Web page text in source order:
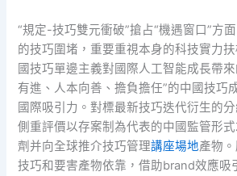
“規定-技巧雙元衝破”搶占“機遇窗口”方
的技巧圍堵，重要重視本身的科技實力
國技巧單邊主義對國際人工智能成長帶
有進、人本向善、擔負擔任”的中國技巧
國際吸引力。對標最新技巧迭代衍生的分
側重評價以存案制為代表的中國監管形
劑并向全球推介技巧管理講座場地產物
技巧和要害產物依靠，借助brand效應吸